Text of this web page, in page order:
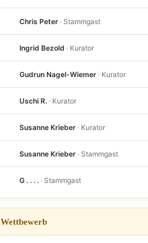
Chris Peter · Stammgast
Ingrid Bezold · Kurator
Gudrun Nagel-Wiemer · Kurator
Uschi R. · Kurator
Susanne Krieber · Kurator
Susanne Krieber · Stammgast
G . . . . · Stammgast
Wettbewerb